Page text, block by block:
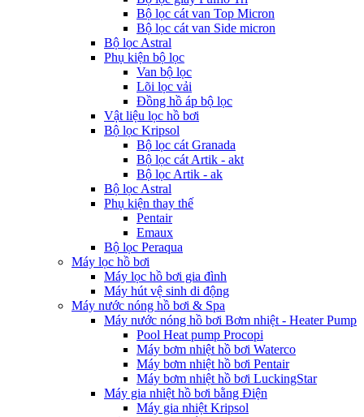
Bộ lọc cát van Top Micron
Bộ lọc cát van Side micron
Bộ lọc Astral
Phụ kiện bộ lọc
Van bộ lọc
Lõi lọc vải
Đồng hồ áp bộ lọc
Vật liệu lọc hồ bơi
Bộ lọc Kripsol
Bộ lọc cát Granada
Bộ lọc cát Artik - akt
Bộ lọc Artik - ak
Bộ lọc Astral
Phụ kiện thay thế
Pentair
Emaux
Bộ lọc Peraqua
Máy lọc hồ bơi
Máy lọc hồ bơi gia đình
Máy hút vệ sinh di động
Máy nước nóng hồ bơi & Spa
Máy nước nóng hồ bơi Bơm nhiệt - Heater Pump
Pool Heat pump Procopi
Máy bơm nhiệt hồ bơi Waterco
Máy bơm nhiệt hồ bơi Pentair
Máy bơm nhiệt hồ bơi LuckingStar
Máy gia nhiệt hồ bơi bằng Điện
Máy gia nhiệt Kripsol